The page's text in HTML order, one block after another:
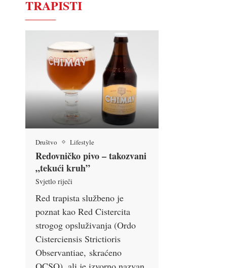
TRAPISTI
Društvo Lifestyle
Redovničko pivo – takozvani
„tekući kruh”
Svjetlo riječi
Red trapista službeno je
poznat kao Red Cistercita
strogog opsluživanja (Ordo
Cisterciensis Strictioris
Observantiae, skraćeno